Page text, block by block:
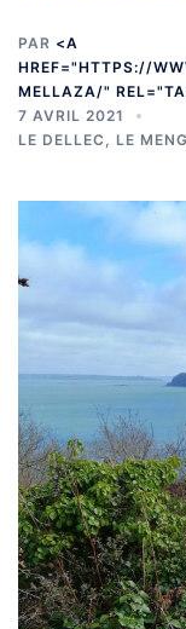
PAR <A
HREF="HTTPS://
MELLAZA/"
7 AVRIL 2021
LE DELLEC
LE